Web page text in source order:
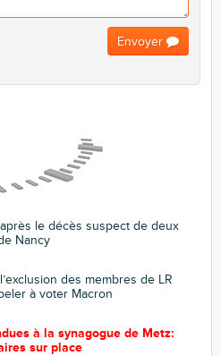
Envoyer
le décès suspect de deux
Nancy
des membres de LR
à voter Macron
à la synagogue de Metz:
sur place